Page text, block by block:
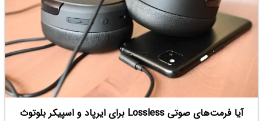
آیا فرمت‌های صوتی Lossless برای ایرپاد و اسپیکر بلوتوث